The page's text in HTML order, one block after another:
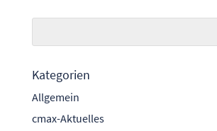
Kategorien
Allgemein
cmax-Aktuelles